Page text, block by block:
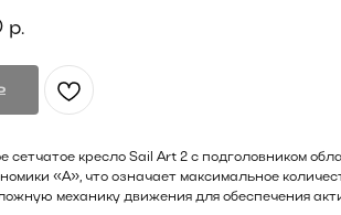
р.
сетчатое кресло Sail Art 2 с подголовником
«А», что означает максимальное
механику движения для обеспечения